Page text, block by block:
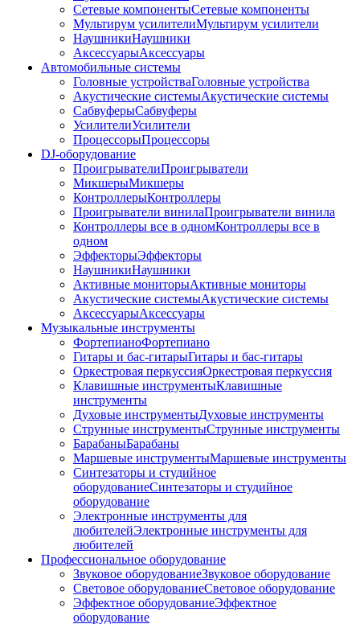
Сетевые компонентыСетевые компоненты
Мультирум усилителиМультирум усилители
НаушникиНаушники
АксессуарыАксессуары
Автомобильные системы
Головные устройстваГоловные устройства
Акустические системыАкустические системы
СабвуферыСабвуферы
УсилителиУсилители
ПроцессорыПроцессоры
DJ-оборудование
ПроигрывателиПроигрыватели
МикшерыМикшеры
КонтроллерыКонтроллеры
Проигрыватели винилаПроигрыватели винила
Контроллеры все в одномКонтроллеры все в
одном
ЭффекторыЭффекторы
НаушникиНаушники
Активные мониторыАктивные мониторы
Акустические системыАкустические системы
АксессуарыАксессуары
Музыкальные инструменты
ФортепианоФортепиано
Гитары и бас-гитарыГитары и бас-гитары
Оркестровая перкуссияОркестровая перкуссия
Клавишные инструментыКлавишные
инструменты
Духовые инструментыДуховые инструменты
Струнные инструментыСтрунные инструменты
БарабаныБарабаны
Маршевые инструментыМаршевые инструменты
Синтезаторы и студийное
оборудованиеСинтезаторы и студийное
оборудование
Электронные инструменты для
любителейЭлектронные инструменты для
любителей
Профессиональное оборудование
Звуковое оборудованиеЗвуковое оборудование
Световое оборудованиеСветовое оборудование
Эффектное оборудованиеЭффектное
оборудование